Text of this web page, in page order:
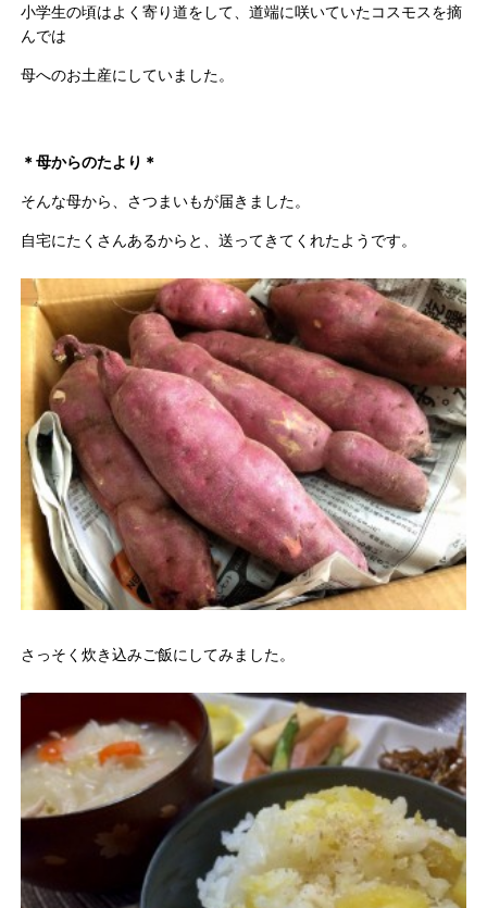
小学生の頃はよく寄り道をして、道端に咲いていたコスモスを摘
んでは
母へのお土産にしていました。
＊母からのたより＊
そんな母から、さつまいもが届きました。
自宅にたくさんあるからと、送ってきてくれたようです。
さっそく炊き込みご飯にしてみました。